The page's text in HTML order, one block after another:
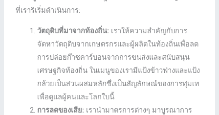
ที่เราริเริ่มดําเนินการ:
วัตถุดิบที่มาจากท้องถิ่น: เราให้ความสําคัญกับการ
จัดหาวัตถุดิบจากเกษตรกรและผู้ผลิตในท้องถิ่นเพื่อลด
การปล่อยก๊าซคาร์บอนจากการขนส่งและสนับสนุน
เศรษฐกิจท้องถิ่น ในเมนูของเรามีแป้งข้าวฟ่างและแป้ง
กล้วยเป็นส่วนผสมหลักซึ่งเป็นสัญลักษณ์ของการทุ่มเท
เพื่อดูแลผู้คนและโลกใบนี้
การลดของเสีย: เรานำมาตรการต่างๆ มาบูรณาการ